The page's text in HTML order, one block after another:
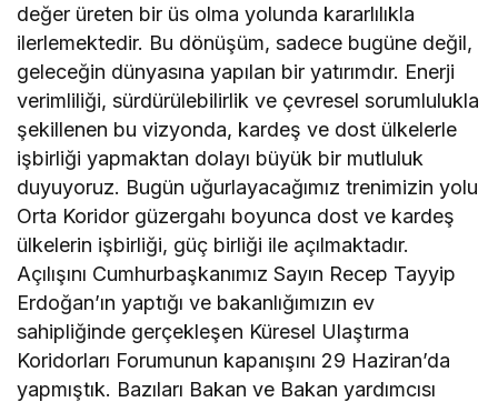
değer üreten bir üs olma yolunda kararlılıkla
ilerlemektedir. Bu dönüşüm, sadece bugüne değil,
geleceğin dünyasına yapılan bir yatırımdır. Enerji
verimliliği, sürdürülebilirlik ve çevresel sorumlulukla
şekillenen bu vizyonda, kardeş ve dost ülkelerle
işbirliği yapmaktan dolayı büyük bir mutluluk
duyuyoruz. Bugün uğurlayacağımız trenimizin yolu
Orta Koridor güzergahı boyunca dost ve kardeş
ülkelerin işbirliği, güç birliği ile açılmaktadır.
Açılışını Cumhurbaşkanımız Sayın Recep Tayyip
Erdoğan’ın yaptığı ve bakanlığımızın ev
sahipliğinde gerçekleşen Küresel Ulaştırma
Koridorları Forumunun kapanışını 29 Haziran’da
yapmıştık. Bazıları Bakan ve Bakan yardımcısı